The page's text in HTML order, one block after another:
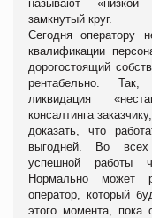
называют «низкой
замкнутый круг.
Сегодня оператору
квалификации
дорогостоящий
рентабельно.
ликвидация
консалтинга
доказать, что
выгодней. Во всех
успешной работы
Нормально может
оператор, который
этого момента, пока